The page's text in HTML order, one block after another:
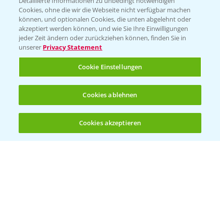
(noch 4)
Folgen Sie uns
Allgemeine Nutzungsbedingungen
Datenschutzerklärung
Impressum
Gebrauchshinweise
Cookies, ohne die wir die Webseite nicht verfügbar machen
können, und optionalen Cookies, die unten abgelehnt oder
akzeptiert werden können, und wie Sie Ihre Einwilligungen
jeder Zeit ändern oder zurückziehen können, finden Sie in
unserer Privacy Statement
Cookie Einstellungen
Cookies ablehnen
Cookies akzeptieren